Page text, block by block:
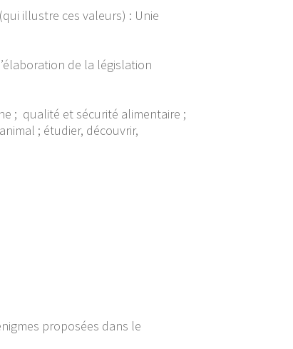
illustre ces valeurs) : Unie
de la législation
; qualité et sécurité alimentaire ;
; étudier, découvrir,
proposées dans le